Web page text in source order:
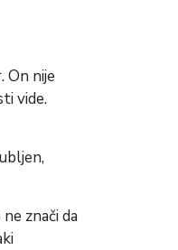
On nije
vide.
znači da